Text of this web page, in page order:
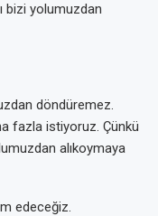
bizi yolumuzdan
döndüremez.
fazla istiyoruz. Çünkü
alıkoymaya
edeceğiz.